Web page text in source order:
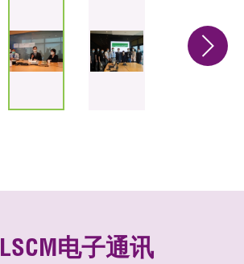
LSCM电子通讯